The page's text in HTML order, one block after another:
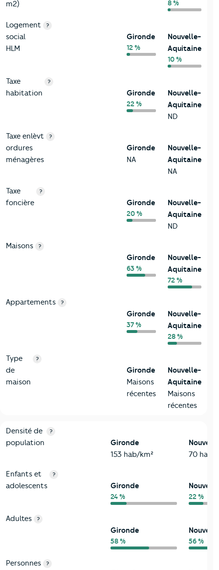
m2) 8 %
Logement
social
HLM
?
Gironde
12 %
Nouvelle-
Aquitaine
10 %
Taxe
habitation
?
Gironde
22 %
Nouvelle-
Aquitaine
ND
Taxe enlèvt
ordures
ménagères
?
Gironde
NA
Nouvelle-
Aquitaine
NA
Taxe
foncière
?
Gironde
20 %
Nouvelle-
Aquitaine
ND
Maisons ?
Gironde
63 %
Nouvelle-
Aquitaine
72 %
Appartements ?
Gironde
37 %
Nouvelle-
Aquitaine
28 %
Type
de
maison
?
Gironde
Maisons
récentes
Nouvelle-
Aquitaine
Maisons
récentes
2-Habitants
Critères Gironde
Densité de
population
?
Gironde
153 hab/km²
70 hab/
Enfants et
adolescents
?
Gironde
24 % 22 %
Adultes ?
Gironde
58 % 56 %
Personnes
?